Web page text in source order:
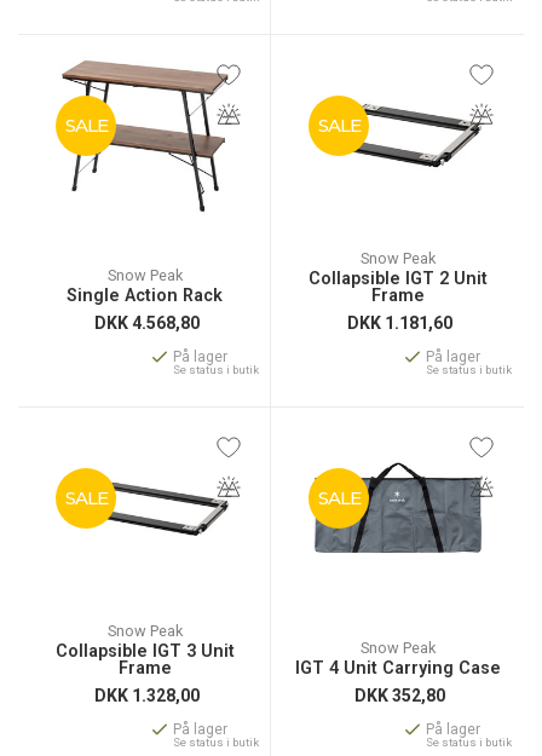
SALE
Snow Peak
Single Action Rack
DKK4.568,80
På lager
Se status i butik
SALE
Snow Peak
Collapsible IGT 2 Unit
Frame
DKK 1.181,60
På lager
Se status i butik
SALE
Snow Peak
Collapsible IGT 3 Unit
Frame
DKK 1.328,00
På lager
Se status i butik
SALE
Snow Peak
IGT 4 Unit Carrying Case
DKK352,80
På lager
Se status i butik